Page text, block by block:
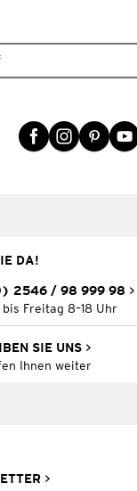
DA!
2546 / 98 999 98
Freitag 8–18 Uhr
SIE UNS
Ihnen weiter